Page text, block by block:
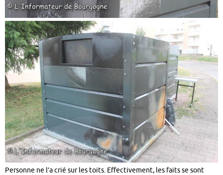
Personne ne l’a crié sur les toits. Effectivement, les faits se sont